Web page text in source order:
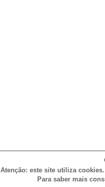
Atenção: este site utiliza
Para saber mais